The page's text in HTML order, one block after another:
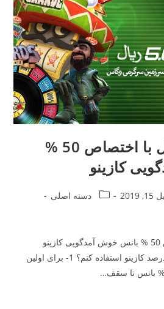
5.000.000 ریال با اختصاص 50 %
کازینو
2019
Post
دسته اصلی
5.000.000 ریال با اختصاص 50 % بانس خوش آمدگویی کازینو
چگونه میتوانم از بانس 50 درصد کازینو استفاده کنم؟ 1- برای اولین